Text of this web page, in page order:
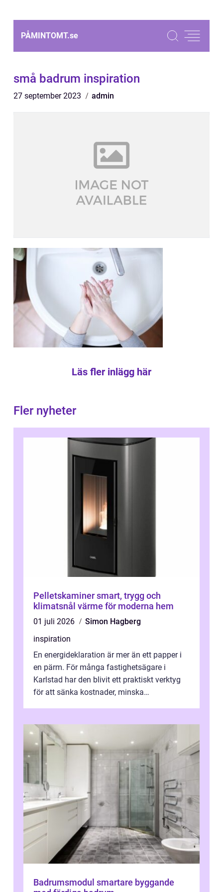
PÅMINTOMT.se
små badrum inspiration
27 september 2023 admin
Läs fler inlägg här
Fler nyheter
Pelletskaminer smart, trygg och
klimatsnål värme för moderna hem
01 juli 2026
Simon Hagberg
inspiration
En energideklaration är mer än ett papper i
en pärm. För många fastighetsägare i
Karlstad har den blivit ett praktiskt verktyg
för att sänka kostnader, minska
Badrumsmodul smartare byggande